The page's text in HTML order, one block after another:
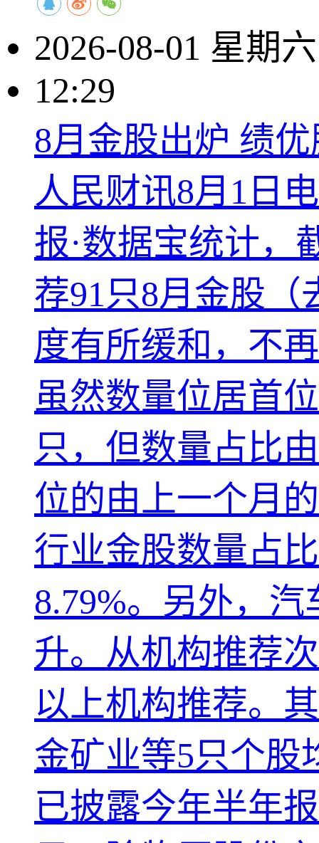
2026-08-01 星期六
12:29
8月金股出炉 绩
人民财讯8月1日
报·数据宝统计，
荐91只8月金股
度有所缓和，不
虽然数量位居首
只，但数量占比
位的由上一个月
行业金股数量占
8.79%。另外，
升。从机构推荐
以上机构推荐。
金矿业等5只个股
已披露今年半年